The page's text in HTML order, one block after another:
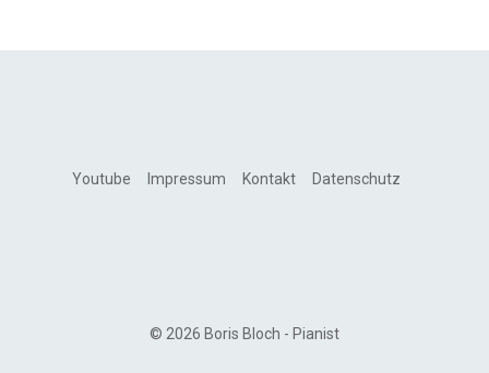
Youtube Impressum Kontakt Datenschutz
© 2026 Boris Bloch - Pianist